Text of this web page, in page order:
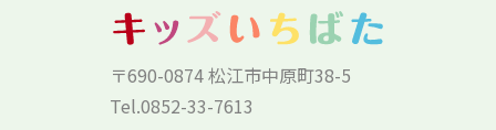
〒690-0874 松江市中原町38-5
Tel.0852-33-7613